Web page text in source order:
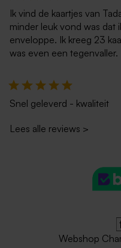
Bruine eco enveloppe
Ik vind de kaartjes van
minder leuk vond was dat
enveloppe. Ik kreeg 23
was even een tegenvaller.
Snel geleverd - kwaliteit
Lees alle reviews >
Webshop